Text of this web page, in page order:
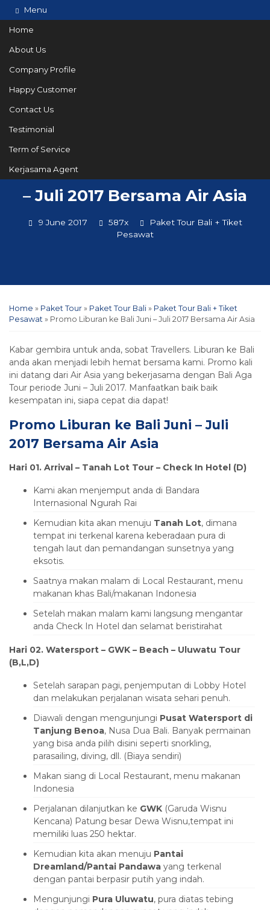
Menu
Home
About Us
Company Profile
Happy Customer
Contact Us
Testimonial
Term of Service
Kerjasama Agent
Promo Liburan ke Bali Juni
– Juli 2017 Bersama Air Asia
9 June 2017 587x
Paket Tour Bali + Tiket
Pesawat
Home » Paket Tour » Paket Tour Bali » Paket Tour Bali + Tiket
Pesawat » Promo Liburan ke Bali Juni – Juli 2017 Bersama Air Asia
Kabar gembira untuk anda, sobat Travellers. Liburan ke Bali
anda akan menjadi lebih hemat bersama kami. Promo kali
ini datang dari Air Asia yang bekerjasama dengan Bali Aga
Tour periode Juni – Juli 2017. Manfaatkan baik baik
kesempatan ini, siapa cepat dia dapat!
Promo Liburan ke Bali Juni – Juli
2017 Bersama Air Asia
Hari 01. Arrival – Tanah Lot Tour – Check In Hotel (D)
Kami akan menjemput anda di Bandara
Internasional Ngurah Rai
Kemudian kita akan menuju Tanah Lot, dimana
tempat ini terkenal karena keberadaan pura di
tengah laut dan pemandangan sunsetnya yang
eksotis.
Saatnya makan malam di Local Restaurant, menu
makanan khas Bali/makanan Indonesia
Setelah makan malam kami langsung mengantar
anda Check In Hotel dan selamat beristirahat
Hari 02. Watersport – GWK – Beach – Uluwatu Tour
(B,L,D)
Setelah sarapan pagi, penjemputan di Lobby Hotel
dan melakukan perjalanan wisata sehari penuh.
Diawali dengan mengunjungi Pusat Watersport di
Tanjung Benoa, Nusa Dua Bali. Banyak permainan
yang bisa anda pilih disini seperti snorkling,
parasailing, diving, dll. (Biaya sendiri)
Makan siang di Local Restaurant, menu makanan
Indonesia
Perjalanan dilanjutkan ke GWK (Garuda Wisnu
Kencana) Patung besar Dewa Wisnu,tempat ini
memiliki luas 250 hektar.
Kemudian kita akan menuju Pantai
Dreamland/Pantai Pandawa yang terkenal
dengan pantai berpasir putih yang indah.
Mengunjungi Pura Uluwatu, pura diatas tebing